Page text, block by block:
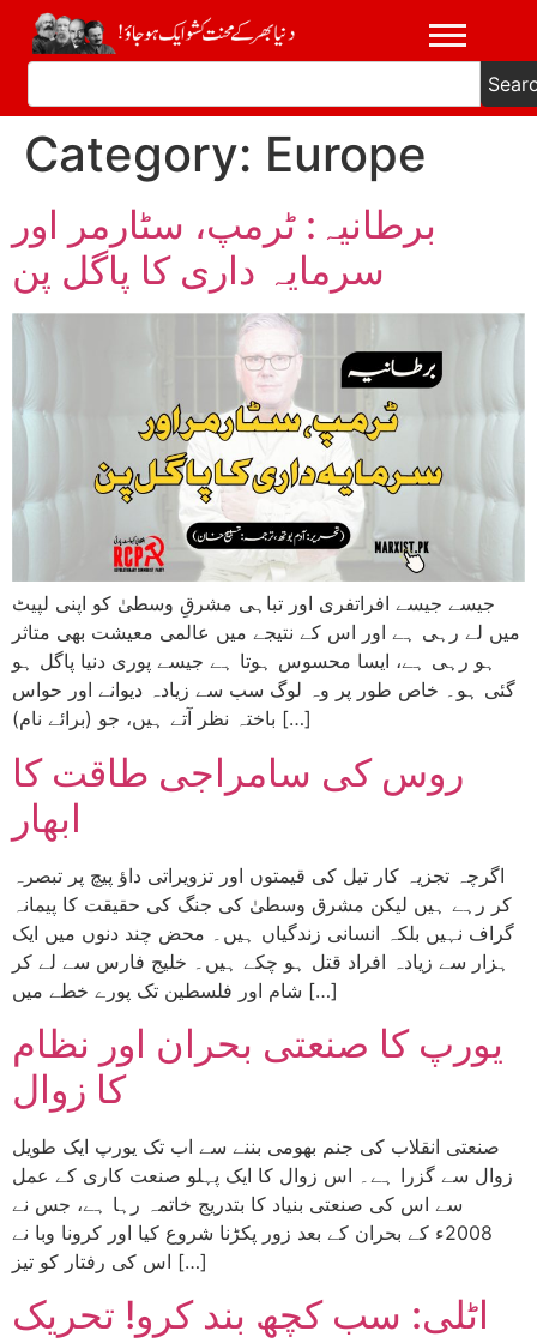
Category: Europe
برطانیہ: ٹرمپ، سٹارمر اور
سرمایہ داری کا پاگل پن
جیسے جیسے افراتفری اور تباہی مشرقِ وسطیٰ کو اپنی لپیٹ
میں لے رہی ہے اور اس کے نتیجے میں عالمی معیشت بھی متاثر
ہو رہی ہے، ایسا محسوس ہوتا ہے جیسے پوری دنیا پاگل ہو
گئی ہو۔ خاص طور پر وہ لوگ سب سے زیادہ دیوانے اور حواس
باختہ نظر آتے ہیں، جو (برائے نام) […]
روس کی سامراجی طاقت کا
ابھار
اگرچہ تجزیہ کار تیل کی قیمتوں اور تزویراتی داؤ پیچ پر تبصرہ
کر رہے ہیں لیکن مشرق وسطیٰ کی جنگ کی حقیقت کا پیمانہ
گراف نہیں بلکہ انسانی زندگیاں ہیں۔ محض چند دنوں میں ایک
ہزار سے زیادہ افراد قتل ہو چکے ہیں۔ خلیج فارس سے لے کر
شام اور فلسطین تک پورے خطے میں […]
یورپ کا صنعتی بحران اور نظام
کا زوال
صنعتی انقلاب کی جنم بھومی بننے سے اب تک یورپ ایک طویل
زوال سے گزرا ہے۔ اس زوال کا ایک پہلو صنعت کاری کے عمل
سے اس کی صنعتی بنیاد کا بتدریج خاتمہ رہا ہے، جس نے
2008ء کے بحران کے بعد زور پکڑنا شروع کیا اور کرونا وبا نے
اس کی رفتار کو تیز […]
اٹلی: سب کچھ بند کرو! تحریک